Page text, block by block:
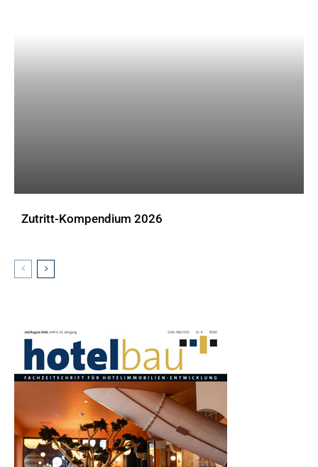
Zutritt-Kompendium 2026